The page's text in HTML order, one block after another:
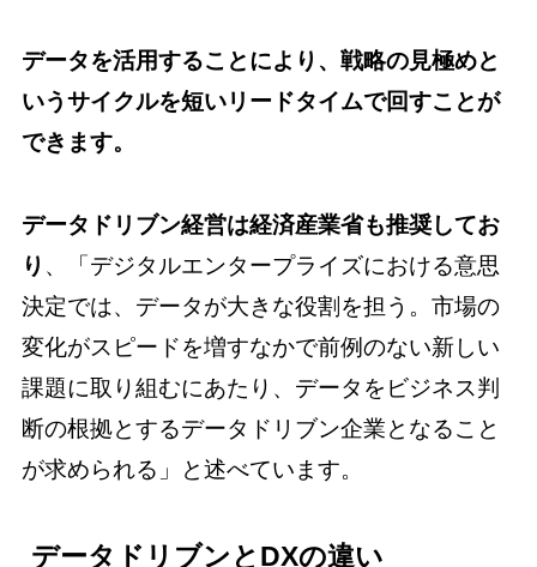
データを活用することにより、戦略の見極めと
いうサイクルを短いリードタイムで回すことが
できます。
データドリブン経営は経済産業省も推奨してお
り 、「デジタルエンタープライズにおける意思
決定では、データが大きな役割を担う。市場の
変化がスピードを増すなかで前例のない新しい
課題に取り組むにあたり、データをビジネス判
断の根拠とするデータドリブン企業となること
が求められる」と述べています。
データドリブンとDXの違い